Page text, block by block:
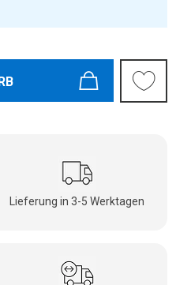
Lieferung in 3-5 Werktagen